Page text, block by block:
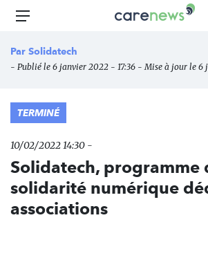
Aller
principal
Carenews,
des
Menu
Par Solidatech
- Publié le 6 janvier 2022 - 17:36 - Mise à jour le 6
TERMINÉ
10/02/2022 14:30 -
Solidatech, programme
solidarité numérique
associations